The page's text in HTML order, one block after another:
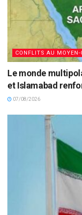
CONFLITS AU MOYEN-
Le monde
et Islamabad
07/08/2026